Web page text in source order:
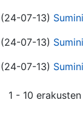
(24-07-13)
(24-07-13)
(24-07-13)
1 - 10